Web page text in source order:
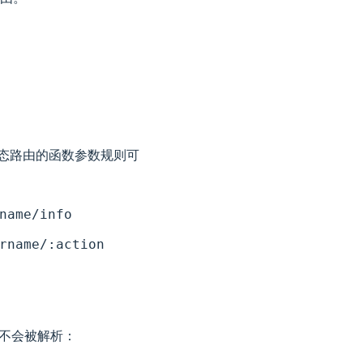
路由的函数参数规则可
info
:action
会被解析：